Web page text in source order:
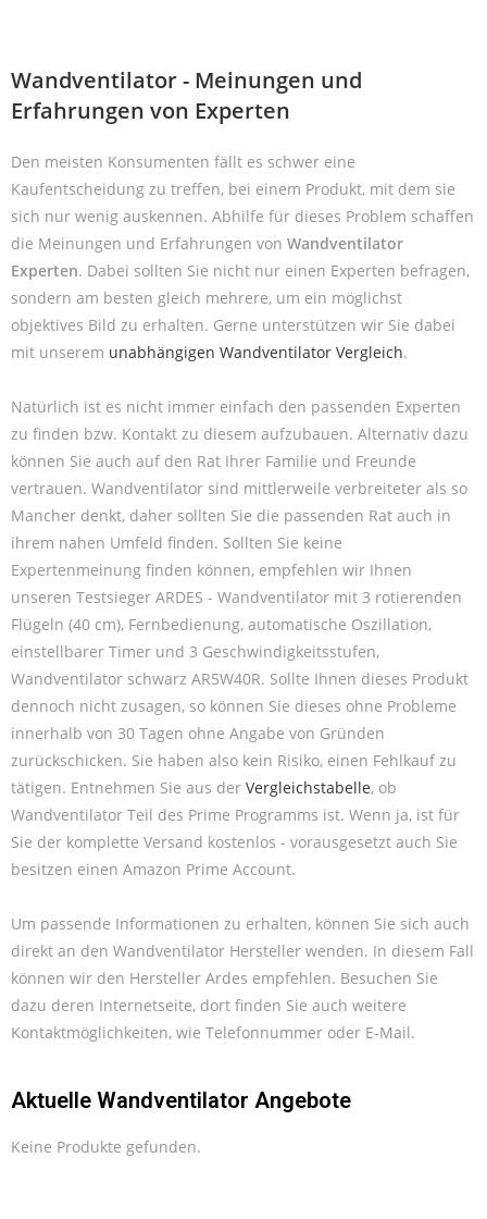
Wandventilator - Meinungen und
Erfahrungen von Experten
Den meisten Konsumenten fällt es schwer eine
Kaufentscheidung zu treffen, bei einem Produkt, mit dem sie
sich nur wenig auskennen. Abhilfe für dieses Problem schaffen
die Meinungen und Erfahrungen von Wandventilator
Experten. Dabei sollten Sie nicht nur einen Experten befragen,
sondern am besten gleich mehrere, um ein möglichst
objektives Bild zu erhalten. Gerne unterstützen wir Sie dabei
mit unserem unabhängigen Wandventilator Vergleich.
Natürlich ist es nicht immer einfach den passenden Experten
zu finden bzw. Kontakt zu diesem aufzubauen. Alternativ dazu
können Sie auch auf den Rat Ihrer Familie und Freunde
vertrauen. Wandventilator sind mittlerweile verbreiteter als so
Mancher denkt, daher sollten Sie die passenden Rat auch in
ihrem nahen Umfeld finden. Sollten Sie keine
Expertenmeinung finden können, empfehlen wir Ihnen
unseren Testsieger ARDES - Wandventilator mit 3 rotierenden
Flügeln (40 cm), Fernbedienung, automatische Oszillation,
einstellbarer Timer und 3 Geschwindigkeitsstufen,
Wandventilator schwarz AR5W40R. Sollte Ihnen dieses Produkt
dennoch nicht zusagen, so können Sie dieses ohne Probleme
innerhalb von 30 Tagen ohne Angabe von Gründen
zurückschicken. Sie haben also kein Risiko, einen Fehlkauf zu
tätigen. Entnehmen Sie aus der Vergleichstabelle, ob
Wandventilator Teil des Prime Programms ist. Wenn ja, ist für
Sie der komplette Versand kostenlos - vorausgesetzt auch Sie
besitzen einen Amazon Prime Account.
Um passende Informationen zu erhalten, können Sie sich auch
direkt an den Wandventilator Hersteller wenden. In diesem Fall
können wir den Hersteller Ardes empfehlen. Besuchen Sie
dazu deren Internetseite, dort finden Sie auch weitere
Kontaktmöglichkeiten, wie Telefonnummer oder E-Mail.
Aktuelle Wandventilator Angebote
Keine Produkte gefunden.